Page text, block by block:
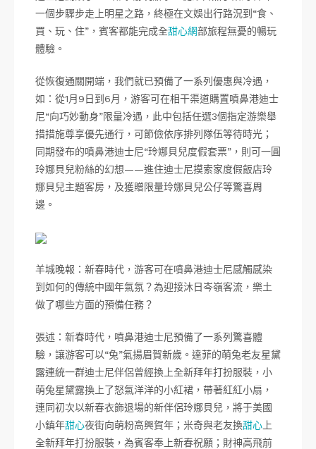
一個步驟步走上明星之路，終極在文娛出行路況到“食、
買、玩、住”，賓客都能完成全甜心網部旅程無憂的暢玩
體驗。
從恢復通關開端，我們就已預備了一系列優惠與冷遇，
如：從1月9日到6月，游客可在相干渠道購置噴鼻港迪士
尼“向巧妙動身”限量冷遇，此中包括任選3個指定游樂舉
措措施尊享優先通行，可節儉依序排列隊伍等待時光；
同期發布的噴鼻港迪士尼“玲娜貝兒度假套票”，則可一圓
玲娜貝兒粉絲的幻想——進住迪士尼摸索家度假飯店玲
娜貝兒主題客房，及獲贈限量玲娜貝兒公仔等驚喜周
邊。
羊城晚報：新春時代，游客可在噴鼻港迪士尼感觸感染
到如何的傳統中國年氣氛？為迎接沐日岑嶺客流，樂土
做了哪些方面的預備任務？
張述：新春時代，噴鼻港迪士尼預備了一系列驚喜體
驗，讓游客可以“兔”氣揚眉賀新歲。達菲的萌兔老友星黛
露連統一群迪士尼伴侶曾經換上全新拜年打扮服裝，小
萌兔星黛露換上了怒氣洋洋的小紅裙，帶著紅紅小扇，
連同初次以新春衣飾退場的新伴侶玲娜貝兒，將于美國
小鎮年甜心夜街向萌粉高興賀年；米奇與老友換甜心 上
全新拜年打扮服裝，為賓客奉上新春祝願；財神高飛前